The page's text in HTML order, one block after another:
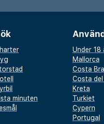
minuten
Under 18
Mallorca
Costa
Costa del
Kreta
Turkiet
Cypern
Portugal